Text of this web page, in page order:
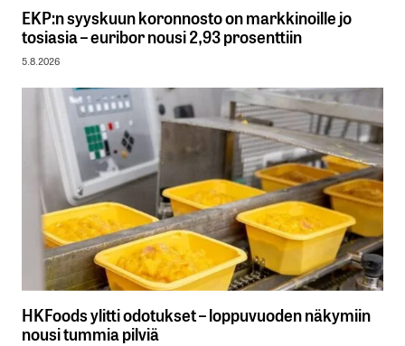
EKP:n syyskuun koronnosto on markkinoille jo
tosiasia – euribor nousi 2,93 prosenttiin
5.8.2026
HKFoods ylitti odotukset – loppuvuoden näkymiin
nousi tummia pilviä